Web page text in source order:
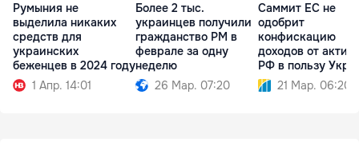
Румыния не
выделила никаких
средств для
украинских
беженцев в 2024 году
1 Апр. 14:01
Более 2 тыс.
украинцев получили
гражданство РМ в
феврале за одну
неделю
26 Мар. 07:20
Саммит ЕС не
одобрит
конфискацию
доходов от
РФ в пользу
21 Мар. 06:20